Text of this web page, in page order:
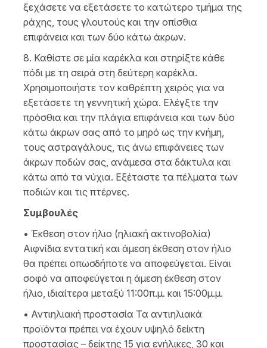
ξεχάσετε να εξετάσετε το κατώτερο τμήμα της
ράχης, τους γλουτούς και την οπίσθια
επιφάνεια και των δύο κάτω άκρων.
8. Καθίστε σε μία καρέκλα και στηρίξτε κάθε
πόδι με τη σειρά στη δεύτερη καρέκλα.
Χρησιμοποιήστε τον καθρέπτη χειρός για να
εξετάσετε τη γεννητική χώρα. Ελέγξτε την
πρόσθια και την πλάγια επιφάνεια και των δύο
κάτω άκρων σας από το μηρό ως την κνήμη,
τους αστραγάλους, τις άνω επιφάνειες των
άκρων ποδών σας, ανάμεσα στα δάκτυλα και
κάτω από τα νύχια. Εξέταστε τα πέλματα των
ποδιών και τις πτέρνες.
Συμβουλές
• Έκθεση στον ήλιο (ηλιακή ακτινοβολία)
Αιφνίδια εντατική και άμεση έκθεση στον ήλιο
θα πρέπει οπωσδήποτε να αποφεύγεται. Είναι
σοφό να αποφεύγεται η άμεση έκθεση στον
ήλιο, ιδιαίτερα μεταξύ 11:00π.μ. και 15:00μ.μ.
• Αντιηλιακή προστασία Τα αντιηλιακά
προϊόντα πρέπει να έχουν υψηλό δείκτη
προστασίας – δείκτης 15 για ενήλικες, 30 και